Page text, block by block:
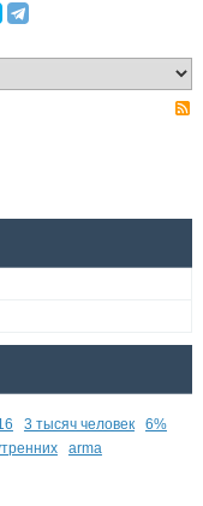
3 тысяч человек
6%
arma